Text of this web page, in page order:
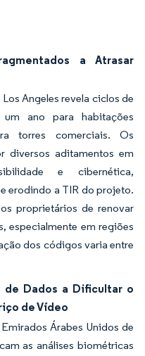
a Atrasar
Angeles revela ciclos de
um ano para habitações
torres comerciais. Os
diversos aditamentos em
e cibernética,
erodindo a TIR do projeto.
proprietários de renovar
especialmente em regiões
dos códigos varia entre
de Dados a Dificultar o
de Vídeo
Árabes Unidos de
as análises biométricas